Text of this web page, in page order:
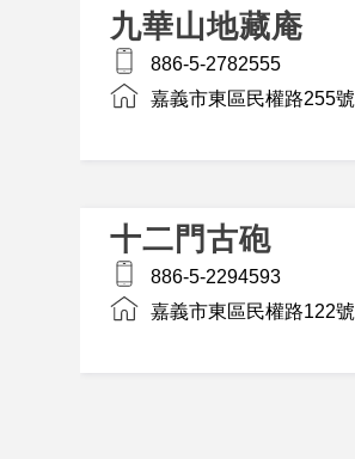
九華山地藏庵
886-5-2782555
嘉義市東區民權路255號
十二門古砲
886-5-2294593
嘉義市東區民權路122號